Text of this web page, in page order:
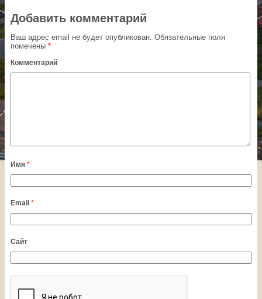
Добавить комментарий
Ваш адрес email не будет опубликован. Обязательные поля
помечены *
Комментарий
Имя *
Email *
Сайт